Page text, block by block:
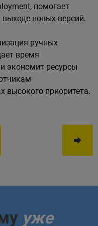
помогает
новых версий.
ручных
время
экономит ресурсы
высокого приоритета.
уже